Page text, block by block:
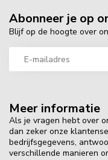
Meer informatie
Als je vragen hebt over
dan zeker onze
bedrijfsgegevens,
verschillende manieren
Abonneer je op
Blijf op de hoogte over